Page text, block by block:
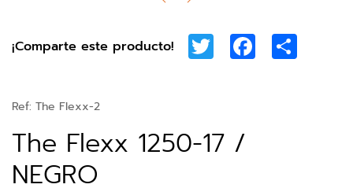
¡Comparte este producto! Twitter Facebook
Ref: The Flexx-2
The Flexx 1250-17 /
NEGRO